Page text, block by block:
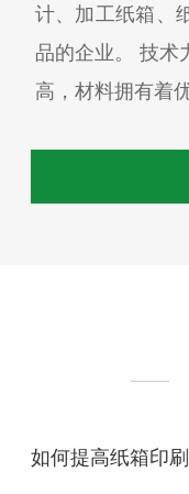
计、加工纸箱、
品的企业。 技术
高，材料拥有着
如何提高纸箱印